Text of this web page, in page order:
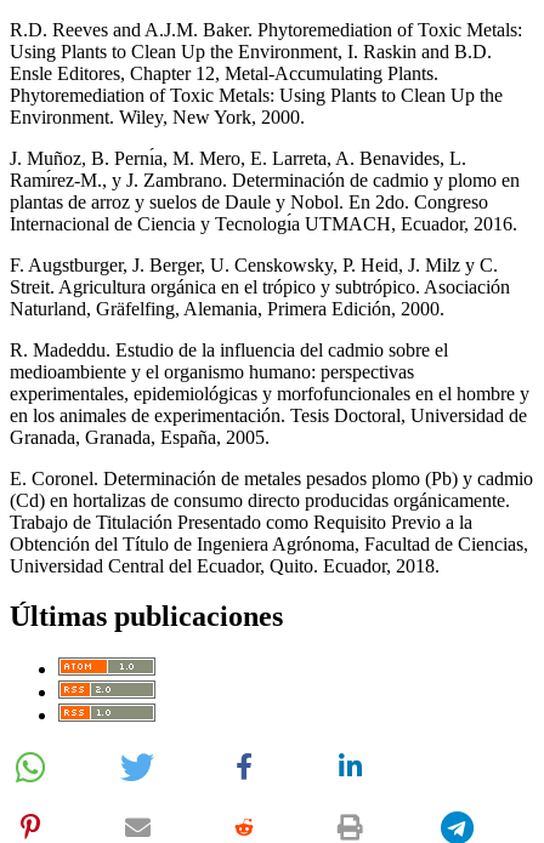
R.D. Reeves and A.J.M. Baker. Phytoremediation of Toxic Metals:
Using Plants to Clean Up the Environment, I. Raskin and B.D.
Ensle Editores, Chapter 12, Metal-Accumulating Plants.
Phytoremediation of Toxic Metals: Using Plants to Clean Up the
Environment. Wiley, New York, 2000.
J. Muñoz, B. Pernı́a, M. Mero, E. Larreta, A. Benavides, L.
Ramı́rez-M., y J. Zambrano. Determinación de cadmio y plomo en
plantas de arroz y suelos de Daule y Nobol. En 2do. Congreso
Internacional de Ciencia y Tecnologı́a UTMACH, Ecuador, 2016.
F. Augstburger, J. Berger, U. Censkowsky, P. Heid, J. Milz y C.
Streit. Agricultura orgánica en el trópico y subtrópico. Asociación
Naturland, Gräfelfing, Alemania, Primera Edición, 2000.
R. Madeddu. Estudio de la influencia del cadmio sobre el
medioambiente y el organismo humano: perspectivas
experimentales, epidemiológicas y morfofuncionales en el hombre y
en los animales de experimentación. Tesis Doctoral, Universidad de
Granada, Granada, España, 2005.
E. Coronel. Determinación de metales pesados plomo (Pb) y cadmio
(Cd) en hortalizas de consumo directo producidas orgánicamente.
Trabajo de Titulación Presentado como Requisito Previo a la
Obtención del Título de Ingeniera Agrónoma, Facultad de Ciencias,
Universidad Central del Ecuador, Quito. Ecuador, 2018.
Últimas publicaciones